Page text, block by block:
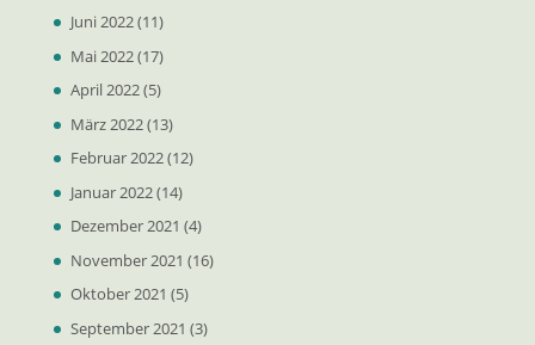
Juni 2022(11)
Mai 2022(17)
April 2022(5)
März 2022(13)
Februar 2022(12)
Januar 2022(14)
Dezember 2021 (4)
November 2021 (16)
Oktober 2021 (5)
September 2021 (3)